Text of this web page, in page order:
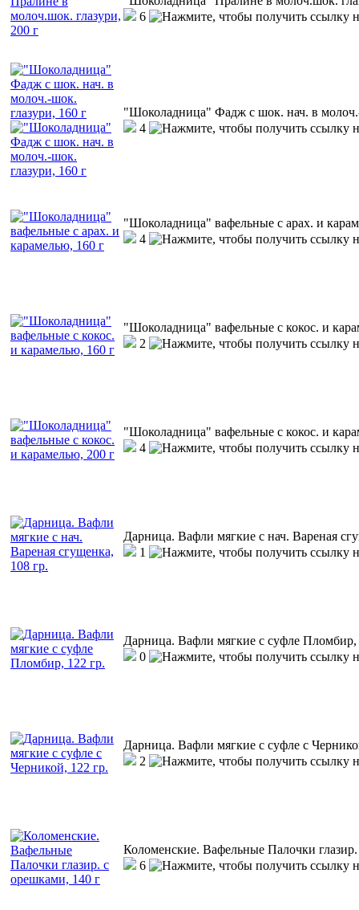
6
"Шоколадница" Фадж с шок. нач. в
4
"Шоколадница" вафельные с арах. и
4
"Шоколадница" вафельные с кокос. и
2
"Шоколадница" вафельные с кокос. и
4
Дарница. Вафли мягкие с нач. Вареная
1
Дарница. Вафли мягкие с суфле Пломбир,
0
Дарница. Вафли мягкие с суфле с
2
Коломенские. Вафельные Палочки
6